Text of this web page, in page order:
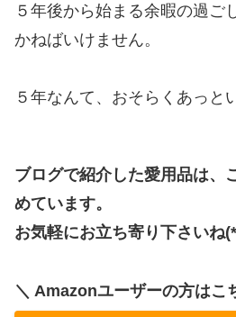
５年後から始まる余暇の過ご
かねばいけません。
５年なんて、おそらくあっと
ブログで紹介した愛用品は、
めています。
お気軽にお立ち寄り下さいね
＼ Amazonユーザーの方はこ